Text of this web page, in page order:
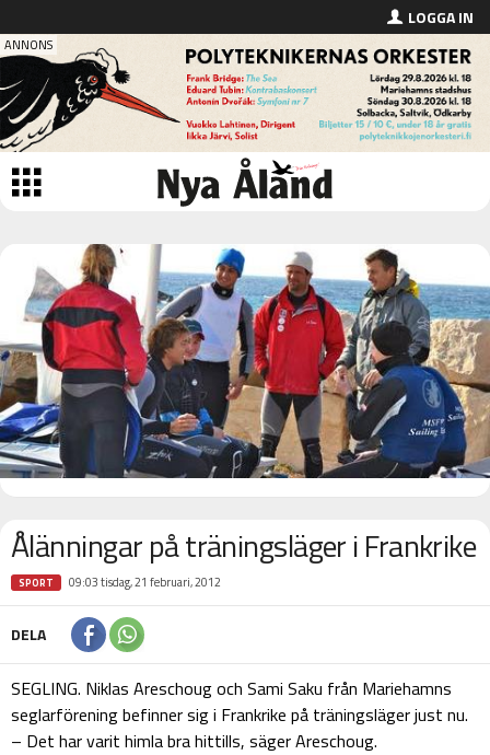
LOGGA IN
Ålänningar på träningsläger i Frankrike
SPORT 09:03 tisdag, 21 februari, 2012
DELA
SEGLING. Niklas Areschoug och Sami Saku från Mariehamns
seglarförening befinner sig i Frankrike på träningsläger just nu.
– Det har varit himla bra hittills, säger Areschoug.